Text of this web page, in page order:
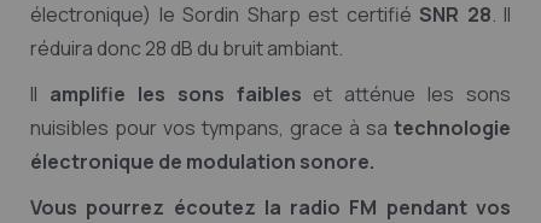
électronique) le Sordin Sharp est certifié SNR 28. Il
réduira donc 28 dB du bruit ambiant.
Il amplifie les sons faibles et atténue les sons
nuisibles pour vos tympans, grace à sa technologie
électronique de modulation sonore.
Vous pourrez écoutez la radio FM pendant vos